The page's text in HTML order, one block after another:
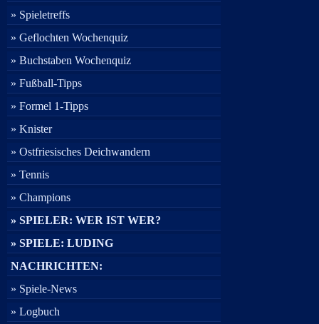
» Spieletreffs
» Geflochten Wochenquiz
» Buchstaben Wochenquiz
» Fußball-Tipps
» Formel 1-Tipps
» Knister
» Ostfriesisches Deichwandern
» Tennis
» Champions
» SPIELER: WER IST WER?
» SPIELE: LUDING
NACHRICHTEN:
» Spiele-News
» Logbuch